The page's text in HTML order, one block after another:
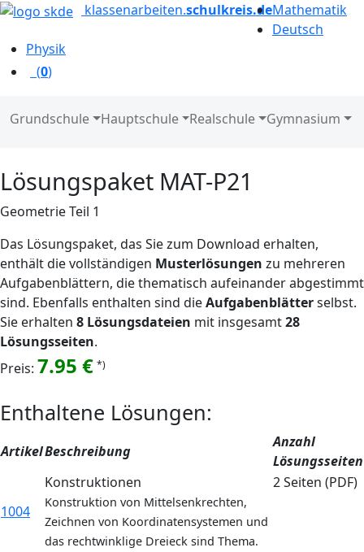
klassenarbeiten.schulkreis.deMathematik
Deutsch
Physik
(0)
Grundschule Hauptschule Realschule Gymnasium
Lösungspaket MAT-P21
Geometrie Teil 1
Das Lösungspaket, das Sie zum Download erhalten,
enthält die vollständigen Musterlösungen zu mehreren
Aufgabenblättern, die thematisch aufeinander abgestimmt
sind. Ebenfalls enthalten sind dieAufgabenblätterselbst.
Sie erhalten 8 Lösungsdateien mit insgesamt28
Lösungsseiten.
Preis: 7.95 € *)
Enthaltene Lösungen:
ArtikelBeschreibung
Anzahl
Lösungsseiten
1004
Konstruktionen
Konstruktion von Mittelsenkrechten,
Zeichnen von Koordinatensystemen und
das rechtwinklige Dreieck sind Thema.
2 Seiten (PDF)